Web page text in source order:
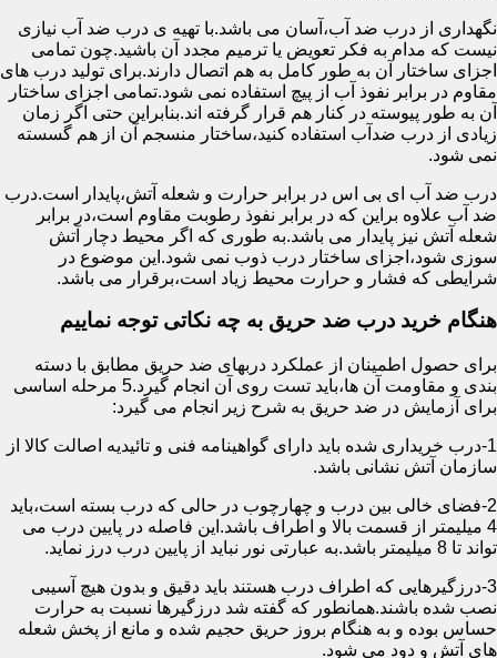
نگهداری از درب ضد آب،آسان می باشد.با تهیه ی درب ضد آب نیازی
نیست که مدام به فکر تعویض یا ترمیم مجدد آن باشید.چون تمامی
اجزای ساختار آن به طور کامل به هم اتصال دارند.برای تولید درب های
مقاوم در برابر نفوذ آب از پیچ استفاده نمی شود.تمامی اجزای ساختار
آن به طور پیوسته در کنار هم قرار گرفته اند.بنابراین حتی اگر زمان
زیادی از درب ضدآب استفاده کنید،ساختار منسجم آن از هم گسسته
نمی شود.
درب ضد آب ای بی اس در برابر حرارت و شعله آتش،پایدار است.درب
ضد آب علاوه براین که در برابر نفوذ رطوبت مقاوم است،در برابر
شعله آتش نیز پایدار می باشد.به طوری که اگر محیط دچار آتش
سوزی شود،اجزای ساختار درب ذوب نمی شود.این موضوع در
شرایطی که فشار و حرارت محیط زیاد است،برقرار می باشد.
هنگام خرید درب ضد حریق به چه نکاتی توجه نماییم
برای حصول اطمینان از عملکرد دربهای ضد حریق مطابق با دسته
بندی و مقاومت آن ها،باید تست روی آن انجام گیرد.5 مرحله اساسی
برای آزمایش در ضد حریق به شرح زیر انجام می گیرد:
1-درب خریداری شده باید دارای گواهینامه فنی و تائیدیه اصالت کالا از
سازمان آتش نشانی باشد.
2-فضای خالی بین درب و چهارچوب در حالی که درب بسته است،باید
4 میلیمتر از قسمت بالا و اطراف باشد.این فاصله در پایین درب می
تواند تا 8 میلیمتر باشد.به عبارتی نور نباید از پایین درب درز نماید.
3-درزگیرهایی که اطراف درب هستند باید دقیق و بدون هیچ آسیبی
نصب شده باشند.همانطور که گفته شد درزگیرها نسبت به حرارت
حساس بوده و به هنگام بروز حریق حجیم شده و مانع از پخش شعله
های آتش و دود می شود.